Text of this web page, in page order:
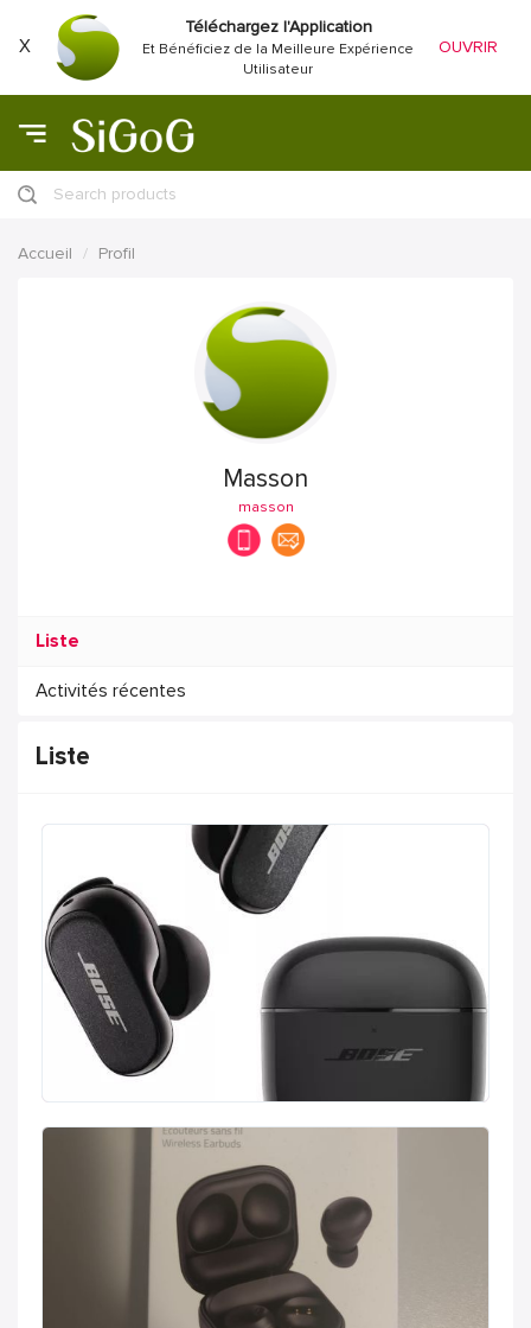
X
Téléchargez l'Application
Et Bénéficiez de la Meilleure Expérience
Utilisateur
OUVRIR
Search products
Accueil Profil
Masson
masson
Liste
Activités récentes
Liste